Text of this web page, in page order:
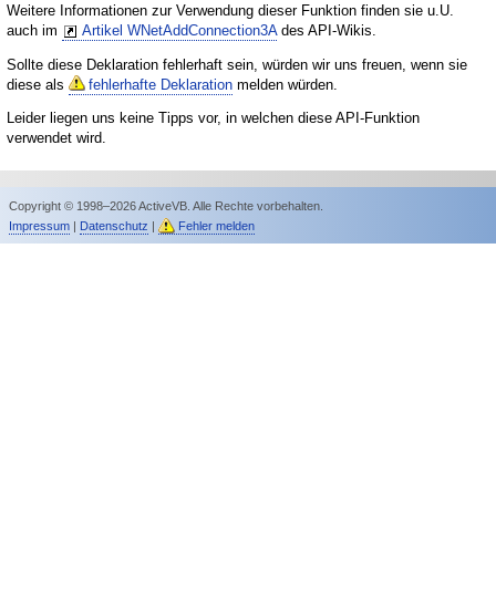
Weitere Informationen zur Verwendung dieser Funktion finden sie u.U.
auch im
Artikel WNetAddConnection3Ades API-Wikis.
Sollte diese Deklaration fehlerhaft sein, würden wir uns freuen, wenn sie
diese als
fehlerhafte Deklaration melden würden.
Leider liegen uns keine Tipps vor, in welchen diese API-Funktion
verwendet wird.
Copyright © 1998–2026 ActiveVB. Alle Rechte vorbehalten.
Impressum| Datenschutz | Fehler melden